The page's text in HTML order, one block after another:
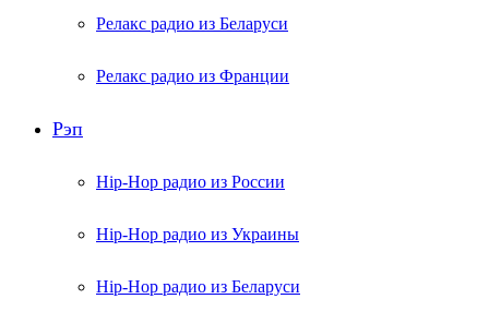
Релакс радио из Беларуси
Релакс радио из Франции
Рэп
Hip-Hop радио из России
Hip-Hop радио из Украины
Hip-Hop радио из Беларуси